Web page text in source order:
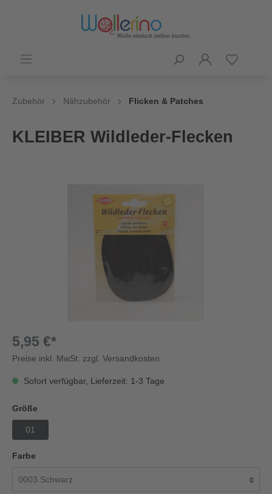
Zubehör Nähzubehör Flicken & Patches
KLEIBER Wildleder-Flecken
5,95 €*
Preise inkl. MwSt. zzgl. Versandkosten
Sofort verfügbar, Lieferzeit: 1-3 Tage
Größe
01
Farbe